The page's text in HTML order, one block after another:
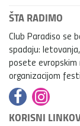
ŠTA RADIMO
Club Paradiso se
spadaju:
posete
organizacijom
KORISNI